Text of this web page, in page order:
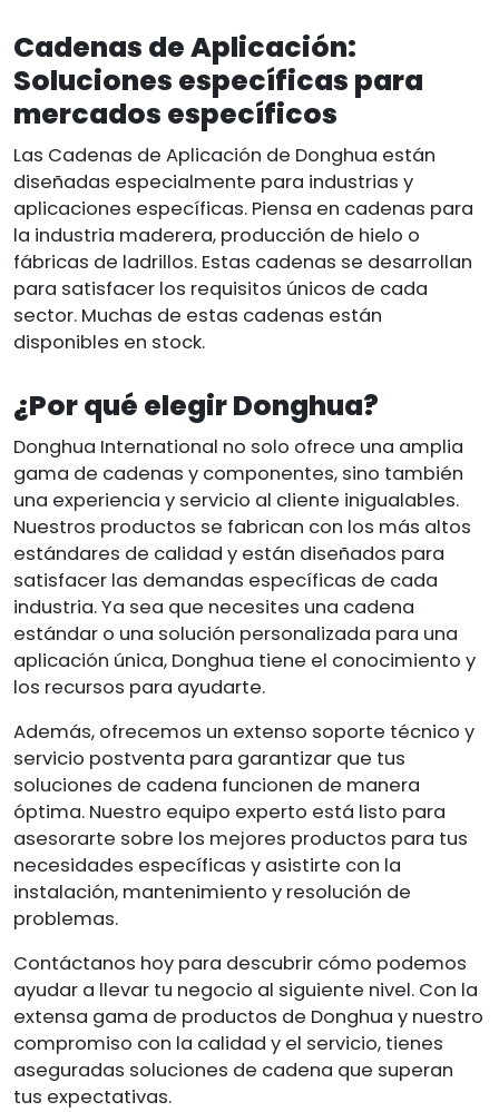
Cadenas de Aplicación:
Soluciones específicas para
mercados específicos
Las Cadenas de Aplicación de Donghua están
diseñadas especialmente para industrias y
aplicaciones específicas. Piensa en cadenas para
la industria maderera, producción de hielo o
fábricas de ladrillos. Estas cadenas se desarrollan
para satisfacer los requisitos únicos de cada
sector. Muchas de estas cadenas están
disponibles en stock.
¿Por qué elegir Donghua?
Donghua International no solo ofrece una amplia
gama de cadenas y componentes, sino también
una experiencia y servicio al cliente inigualables.
Nuestros productos se fabrican con los más altos
estándares de calidad y están diseñados para
satisfacer las demandas específicas de cada
industria. Ya sea que necesites una cadena
estándar o una solución personalizada para una
aplicación única, Donghua tiene el conocimiento y
los recursos para ayudarte.
Además, ofrecemos un extenso soporte técnico y
servicio postventa para garantizar que tus
soluciones de cadena funcionen de manera
óptima. Nuestro equipo experto está listo para
asesorarte sobre los mejores productos para tus
necesidades específicas y asistirte con la
instalación, mantenimiento y resolución de
problemas.
Contáctanos hoy para descubrir cómo podemos
ayudar a llevar tu negocio al siguiente nivel. Con la
extensa gama de productos de Donghua y nuestro
compromiso con la calidad y el servicio, tienes
aseguradas soluciones de cadena que superan
tus expectativas.